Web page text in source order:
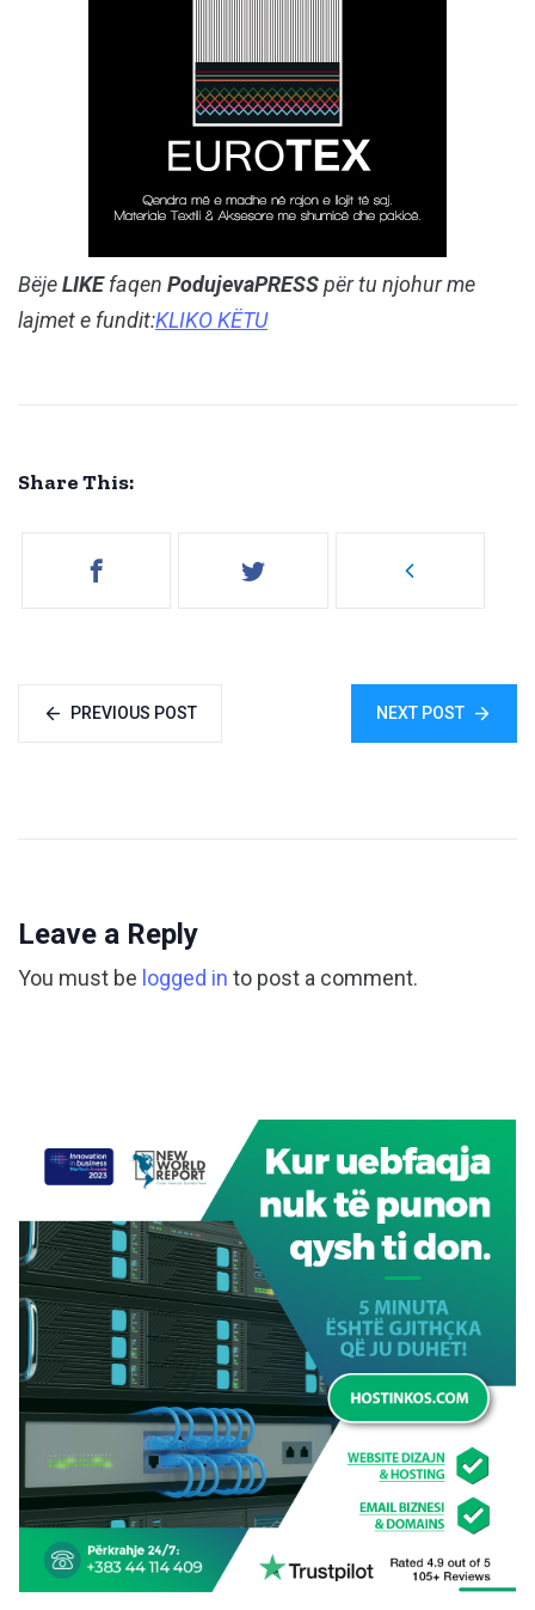
BëjeLIKEfaqen PodujevaPRESSpër tu njohur me
lajmet e fundit:KLIKO KËTU
Share This:
PREVIOUS POST NEXT POST
Leave a Reply
You must be logged in to post a comment.